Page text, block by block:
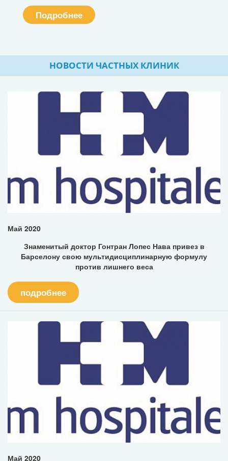
Подробнее
НОВОСТИ ЧАСТНЫХ КЛИНИК
Май 2020
Знаменитый доктор Гонтран Лопес Нава привез в
Барселону свою мультидисциплинарную формулу
против лишнего веса
подробнее
Май 2020